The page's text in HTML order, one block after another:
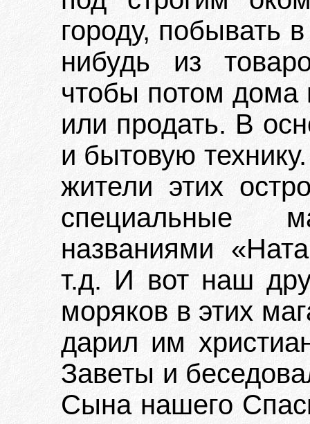
городу, побывать
нибудь из
чтобы потом дома
или продать. В
и бытовую
жители этих
специальные
названиями
т.д. И вот наш
моряков в этих
дарил им
Заветы и
Сына нашего